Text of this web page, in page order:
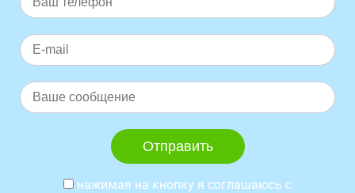
нажимая на кнопку я соглашаюсь с